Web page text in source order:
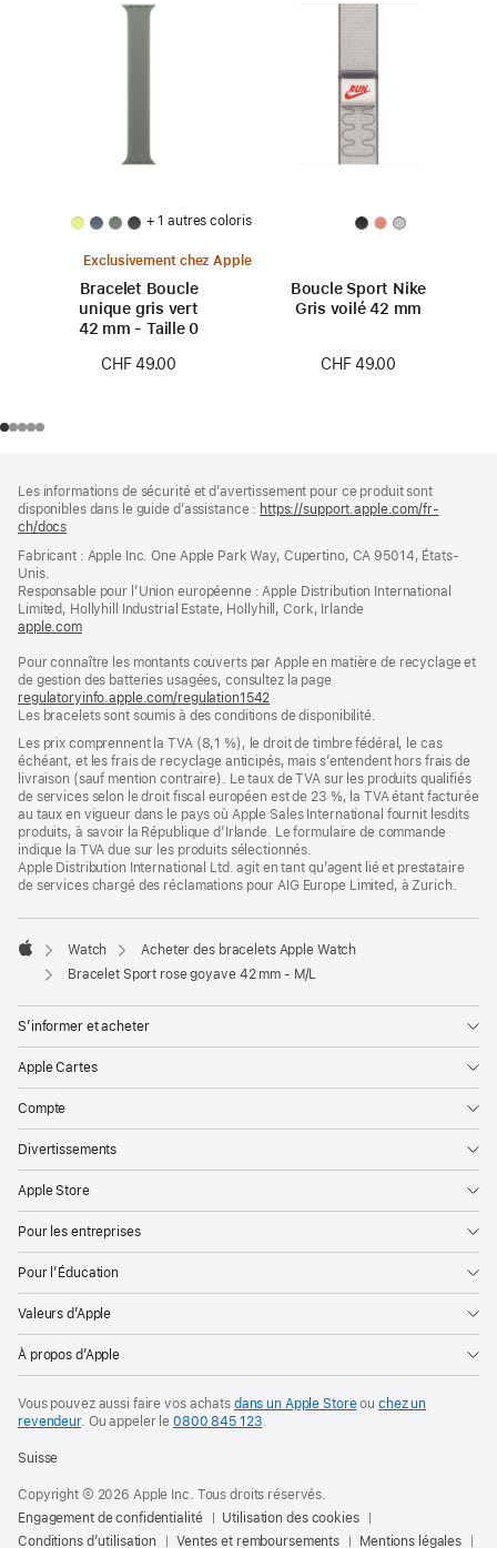
+ 1 autres coloris
Exclusivement chez Apple
Bracelet Boucle
unique gris vert
42 mm - Taille 0
CHF 49.00
Boucle Sport Nike
Gris voilé 42 mm
CHF 49.00
de
page
de
bas
page
Les informations de sécurité et d’avertissement pour ce produit sont
disponibles dans le guide d’assistance : https://support.apple.com/fr-
ch/docs
une
fenêtre)
Fabricant : Apple Inc. One Apple Park Way, Cupertino, CA 95014, États-
Unis.
Responsable pour l’Union européenne : Apple Distribution International
Limited, Hollyhill Industrial Estate, Hollyhill, Cork, Irlande
apple.com(s’ouvre
une
nouvelle
fenêtre)
Pour connaître les montants couverts par Apple en matière de recyclage et
de gestion des batteries usagées, consultez la page
regulatoryinfo.apple.com/regulation1542
dans
une
nouvelle
fenêtre)
Les bracelets sont soumis à des conditions de disponibilité.
Les prix comprennent la TVA (8,1 %), le droit de timbre fédéral, le cas
échéant, et les frais de recyclage anticipés, mais s’entendent hors frais de
livraison (sauf mention contraire). Le taux de TVA sur les produits qualifiés
de services selon le droit fiscal européen est de 23 %, la TVA étant facturée
au taux en vigueur dans le pays où Apple Sales International fournit lesdits
produits, à savoir la République d’Irlande. Le formulaire de commande
indique la TVA due sur les produits sélectionnés.
Apple Distribution International Ltd. agit en tant qu’agent lié et prestataire
de services chargé des réclamations pour AIG Europe Limited, à Zurich.
Apple
Watch
Acheter des bracelets Apple Watch
Bracelet Sport rose goyave 42 mm - M/L
S’informer et acheter
Apple Cartes
Compte
Divertissements
Apple Store
Pour les entreprises
Pour l’Éducation
Valeurs d’Apple
À propos d’Apple
Vous pouvez aussi faire vos achats dans un Apple Storeouchez un
revendeur. Ouappeler le0800 845 123.
Suisse
Copyright © 2026 Apple Inc. Tous droits réservés.
Engagement de confidentialité
Utilisation des cookies
Conditions d’utilisation
Ventes et remboursements Mentions légales